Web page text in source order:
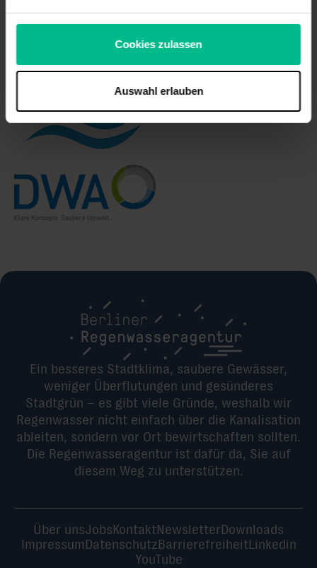
Cookies zulassen
Auswahl erlauben
Ein besseres Stadtklima, saubere Gewässer,
weniger Überflutungen und gesünderes
Stadtgrün – es gibt viele Gründe, weshalb wir
Regenwasser nicht einfach über die Kanalisation
ableiten, sondern vor Ort bewirtschaften sollten.
Die Regenwasseragentur ist dafür da, Sie auf
diesem Weg zu unterstützen.
Über unsJobsKontaktNewsletterDownloads
Impressum DatenschutzBarrierefreiheitLinkedin
YouTube